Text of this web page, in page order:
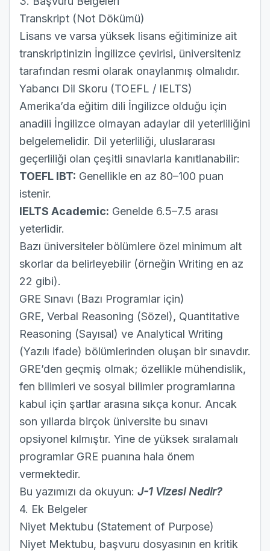
Transkript (Not Dökümü)
Lisans ve varsa yüksek lisans eğitiminize ait
transkriptinizin İngilizce çevirisi, üniversiteniz
tarafından resmi olarak onaylanmış olmalıdır.
Yabancı Dil Skoru (TOEFL / IELTS)
Amerika’da eğitim dili İngilizce olduğu için
anadili İngilizce olmayan adaylar dil yeterliliğini
belgelemelidir. Dil yeterliliği, uluslararası
geçerliliği olan çeşitli sınavlarla kanıtlanabilir:
TOEFL IBT: Genellikle en az 80–100 puan
istenir.
IELTS Academic: Genelde 6.5–7.5 arası
yeterlidir.
Bazı üniversiteler bölümlere özel minimum alt
skorlar da belirleyebilir (örneğin Writing en az
22 gibi).
GRE Sınavı (Bazı Programlar için)
GRE, Verbal Reasoning (Sözel), Quantitative
Reasoning (Sayısal) ve Analytical Writing
(Yazılı ifade) bölümlerinden oluşan bir sınavdır.
GRE’den geçmiş olmak; özellikle mühendislik,
fen bilimleri ve sosyal bilimler programlarına
kabul için şartlar arasına sıkça konur. Ancak
son yıllarda birçok üniversite bu sınavı
opsiyonel kılmıştır. Yine de yüksek sıralamalı
programlar GRE puanına hala önem
vermektedir.
Bu yazımızı da okuyun: J-1 Vizesi Nedir?
4. Ek Belgeler
Niyet Mektubu (Statement of Purpose)
Niyet Mektubu, başvuru dosyasının en kritik